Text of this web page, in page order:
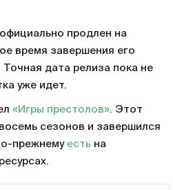
продлен на
время завершения его
дата релиза пока не
уже идет.
«Игры престолов». Этот
сезонов и завершился
прежнему есть на